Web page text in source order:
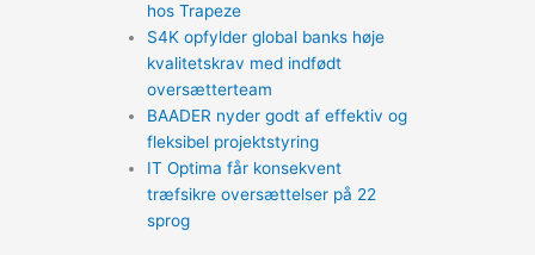
hos Trapeze
S4K opfylder global banks høje
kvalitetskrav med indfødt
oversætterteam
BAADER nyder godt af effektiv og
fleksibel projektstyring
IT Optima får konsekvent
træfsikre oversættelser på 22
sprog